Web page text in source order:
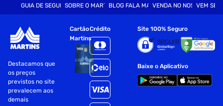
GUIA DE SEGURANÇASOBRE O MARTINSBLOG FALA MARTVENDA NO NOSSO SITE
VEM SER
Destacamos que
os preços
previstos no site
prevalecem aos
demais
Cartão
Martins
Crédito Site 100% Seguro
Baixe o Aplicativo